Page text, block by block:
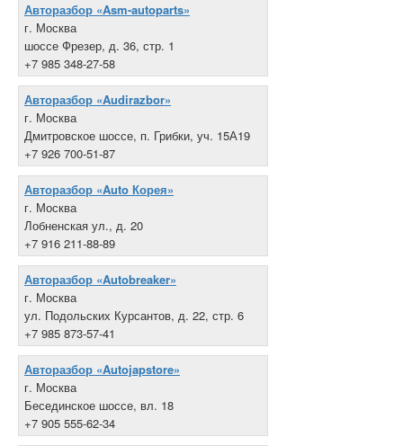
Авторазбор «Asm-autoparts»
г. Москва
шоссе Фрезер, д. 36, стр. 1
+7 985 348-27-58
Авторазбор «Audirazbor»
г. Москва
Дмитровское шоссе, п. Грибки, уч. 15А19
+7 926 700-51-87
Авторазбор «Auto Корея»
г. Москва
Лобненская ул., д. 20
+7 916 211-88-89
Авторазбор «Autobreaker»
г. Москва
ул. Подольских Курсантов, д. 22, стр. 6
+7 985 873-57-41
Авторазбор «Autojapstore»
г. Москва
Бесединское шоссе, вл. 18
+7 905 555-62-34